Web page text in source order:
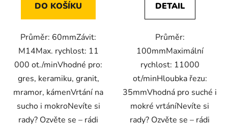
DO KOŠÍKU
Průměr: 60mmZávit:
M14Max. rychlost: 11
000 ot./minVhodné pro:
gres, keramiku, granit,
mramor, kámenVrtání na
sucho i mokroNevíte si
rady? Ozvěte se – rádi
DETAIL
Průměr:
100mmMaximální
rychlost: 11000
ot/minHloubka řezu:
35mmVhodná pro suché i
mokré vrtáníNevíte si
rady? Ozvěte se – rádi